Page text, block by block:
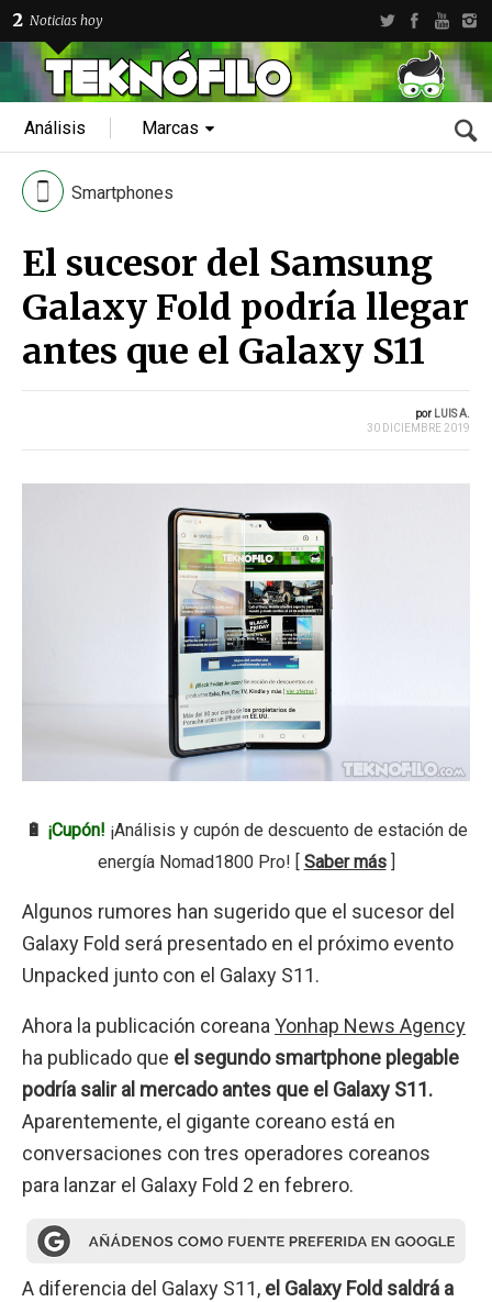
2 Noticias hoy
Análisis Marcas
Smartphones
El sucesor del Samsung
Galaxy Fold podría llegar
antes que el Galaxy S11
por LUIS A.
30 DICIEMBRE 2019
🔋 ¡Cupón! ¡Análisis y cupón de descuento de estación de
energía Nomad1800 Pro! [ Saber más]
Algunos rumores han sugerido que el sucesor del
Galaxy Fold será presentado en el próximo evento
Unpacked junto con el Galaxy S11.
Ahora la publicación coreana Yonhap News Agency
ha publicado que el segundo smartphone plegable
podría salir al mercado antes que el Galaxy S11.
Aparentemente, el gigante coreano está en
conversaciones con tres operadores coreanos
para lanzar el Galaxy Fold 2 en febrero.
A diferencia del Galaxy S11, el Galaxy Fold saldrá a